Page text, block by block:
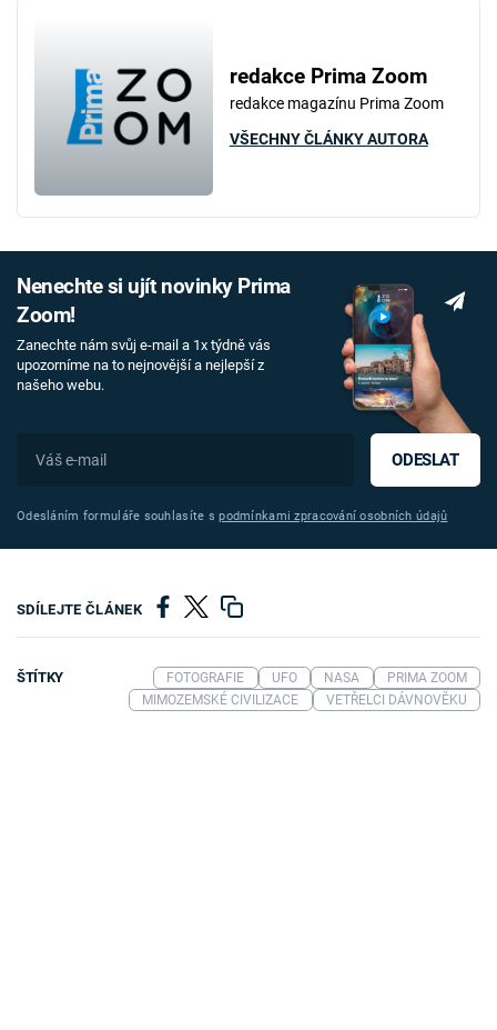
redakce Prima Zoom
redakce magazínu Prima Zoom
VŠECHNY ČLÁNKY AUTORA
Nenechte si ujít novinky Prima
Zoom!
Zanechte nám svůj e-mail a 1x týdně vás
upozorníme na to nejnovější a nejlepší z
našeho webu.
ODESLAT
Odesláním formuláře souhlasíte spodmínkami zpracování osobních údajů
SDÍLEJTE ČLÁNEK
ŠTÍTKY FOTOGRAFIE UFO NASA
PRIMA ZOOM
MIMOZEMSKÉ CIVILIZACE
VETŘELCI DÁVNOVĚKU